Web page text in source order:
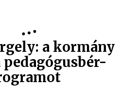
a kormány